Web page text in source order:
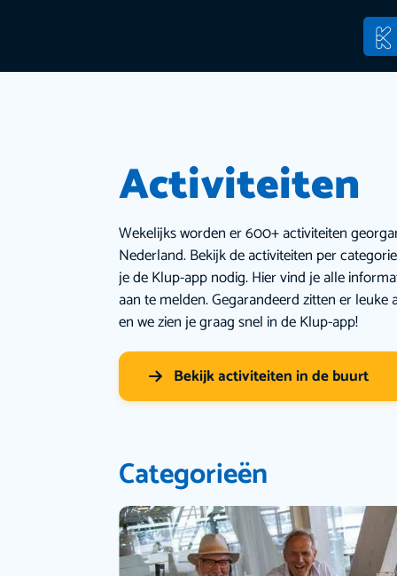
Activiteiten
Wekelijks worden er 600+ activiteiten
Nederland. Bekijk de activiteiten per
je de Klup-app nodig. Hier vind je alle
aan te melden. Gegarandeerd zitten er
en we zien je graag snel in de Klup-app!
Bekijk activiteiten in de buurt
Categorieën